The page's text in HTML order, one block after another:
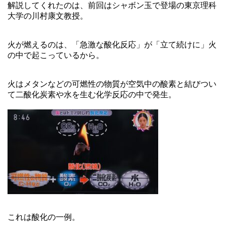
解説してくれたのは、前回はシャボン玉で登場の東京理科
大学の川村康文教授。
火が燃えるのは、「急激な酸化反応」が「立て続けに」火
の中で起こっているから。
火はメタンなどの可燃性の物質が空気中の酸素と結びつい
て二酸化炭素や水を生む化学反応の中で発生。
これは酸化の一例。